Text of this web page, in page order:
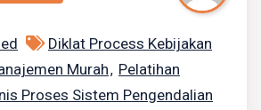
Diklat Process Kebijakan
Murah, Pelatihan
Proses Sistem Pengendalian